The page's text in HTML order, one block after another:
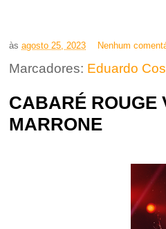
às agosto 25, 2023 Nenhum
Marcadores: Eduardo
CABARÉ ROUGE
MARRONE